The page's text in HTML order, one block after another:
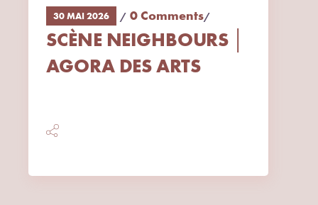
30 MAI 2026 0 Comments
SCÈNE NEIGHBOURS │
AGORA DES ARTS